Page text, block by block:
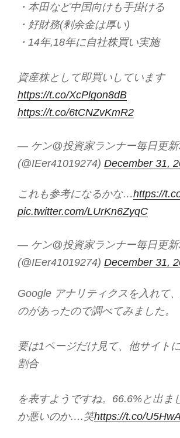
・本田など中国向けも手掛ける
・好財務(剰余金は厚い)
・14年,18年に自社株買い実施
資産株として即買いしています
https://t.co/XcPlgon8dB
https://t.co/6tCNZvKmR2
— ケン@投資家ランナー毎日更
(@IEer41019274) December 31,
これも参考になるかな…https://
pic.twitter.com/LUrKn6ZyqC
— ケン@投資家ランナー毎日更
(@IEer41019274) December 31,
Google アナリティクスを入れて
のがあったので調べてみました。
要は1ページだけ見て、他サイト
割合
を表すようですね。66.6%と出ま
か悪いのか….笑https://t.co/